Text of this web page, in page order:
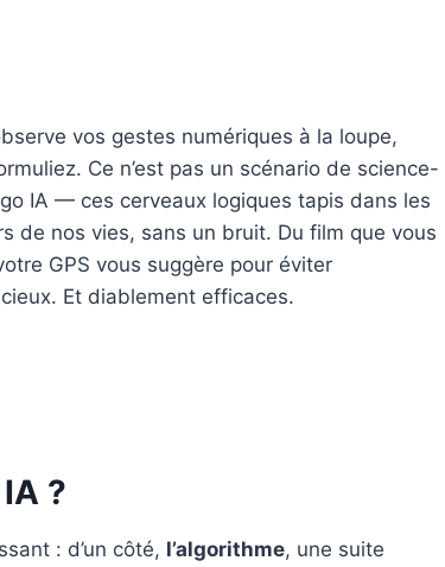
vos gestes numériques à la loupe,
Ce n’est pas un scénario de science-
IA — ces cerveaux logiques tapis dans les
de nos vies, sans un bruit. Du film que vous
GPS vous suggère pour éviter
Et diablement efficaces.
?
: d’un côté, l’algorithme, une suite